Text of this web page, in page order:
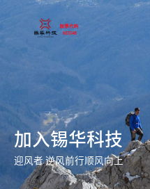
加入锡华科技
迎风者 逆风前行顺风向上